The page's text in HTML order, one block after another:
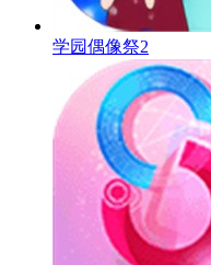
学园偶像祭2